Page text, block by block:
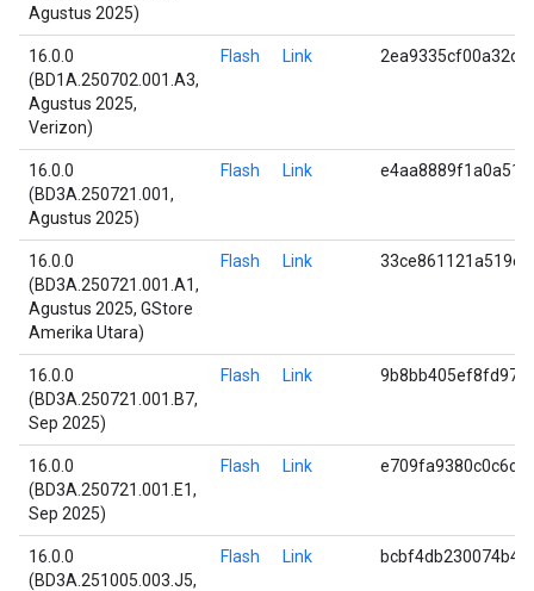
Agustus 2025)
16.0.0
(BD1A.250702.001.A3,
Agustus 2025,
Verizon)
Flash Link
16.0.0
(BD3A.250721.001,
Agustus 2025)
Flash Link
16.0.0
(BD3A.250721.001.A1,
Agustus 2025, GStore
Amerika Utara)
Flash Link
16.0.0
(BD3A.250721.001.B7,
Sep 2025)
Flash Link
16.0.0
(BD3A.250721.001.E1,
Sep 2025)
Flash Link
16.0.0
(BD3A.251005.003.J5,
Flash Link